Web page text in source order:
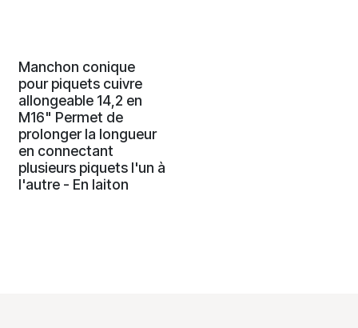
Manchon conique
pour piquets cuivre
allongeable 14,2 en
M16" Permet de
prolonger la longueur
en connectant
plusieurs piquets l'un à
l'autre - En laiton